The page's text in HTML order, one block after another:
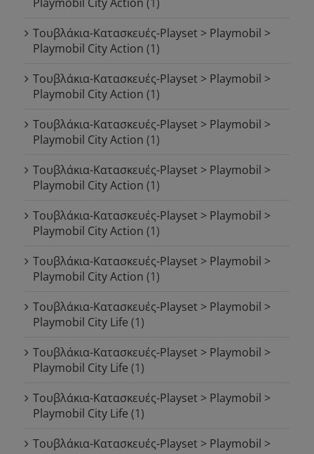
Τουβλάκια-Κατασκευές-Playset > Playmobil >
Playmobil City Action (1)
Τουβλάκια-Κατασκευές-Playset > Playmobil >
Playmobil City Action (1)
Τουβλάκια-Κατασκευές-Playset > Playmobil >
Playmobil City Action (1)
Τουβλάκια-Κατασκευές-Playset > Playmobil >
Playmobil City Action (1)
Τουβλάκια-Κατασκευές-Playset > Playmobil >
Playmobil City Action (1)
Τουβλάκια-Κατασκευές-Playset > Playmobil >
Playmobil City Action (1)
Τουβλάκια-Κατασκευές-Playset > Playmobil >
Playmobil City Life (1)
Τουβλάκια-Κατασκευές-Playset > Playmobil >
Playmobil City Life (1)
Τουβλάκια-Κατασκευές-Playset > Playmobil >
Playmobil City Life (1)
Τουβλάκια-Κατασκευές-Playset > Playmobil >